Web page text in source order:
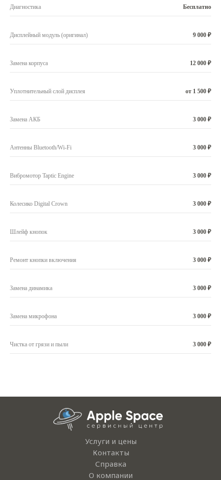
Диагностика Бесплатно
Дисплейный модуль (оригинал) 9 000 ₽
Замена корпуса 12 000 ₽
Уплотнительный слой дисплея от 1 500 ₽
Замена АКБ 3 000 ₽
Антенны Bluetooth/Wi-Fi 3 000 ₽
Вибромотор Taptic Engine 3 000 ₽
Колесико Digital Crown 3 000 ₽
Шлейф кнопок 3 000 ₽
Ремонт кнопки включения 3 000 ₽
Замена динамика 3 000 ₽
Замена микрофона 3 000 ₽
Чистка от грязи и пыли 3 000 ₽
Услуги и цены
О компании
Справка
Контакты